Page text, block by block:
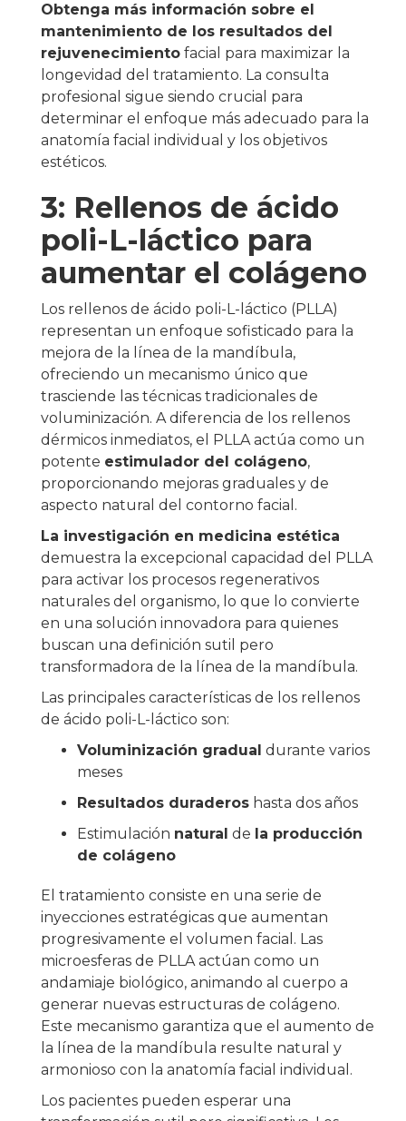
Obtenga más información sobre el
mantenimiento de los resultados del
rejuvenecimiento facial para maximizar la
longevidad del tratamiento. La consulta
profesional sigue siendo crucial para
determinar el enfoque más adecuado para la
anatomía facial individual y los objetivos
estéticos.
3: Rellenos de ácido
poli-L-láctico para
aumentar el colágeno
Los rellenos de ácido poli-L-láctico (PLLA)
representan un enfoque sofisticado para la
mejora de la línea de la mandíbula,
ofreciendo un mecanismo único que
trasciende las técnicas tradicionales de
voluminización. A diferencia de los rellenos
dérmicos inmediatos, el PLLA actúa como un
potente estimulador del colágeno,
proporcionando mejoras graduales y de
aspecto natural del contorno facial.
La investigación en medicina estética
demuestra la excepcional capacidad del PLLA
para activar los procesos regenerativos
naturales del organismo, lo que lo convierte
en una solución innovadora para quienes
buscan una definición sutil pero
transformadora de la línea de la mandíbula.
Las principales características de los rellenos
de ácido poli-L-láctico son:
Voluminización gradual durante varios
meses
Resultados duraderos hasta dos años
Estimulación natural de la producción
de colágeno
El tratamiento consiste en una serie de
inyecciones estratégicas que aumentan
progresivamente el volumen facial. Las
microesferas de PLLA actúan como un
andamiaje biológico, animando al cuerpo a
generar nuevas estructuras de colágeno.
Este mecanismo garantiza que el aumento de
la línea de la mandíbula resulte natural y
armonioso con la anatomía facial individual.
Los pacientes pueden esperar una